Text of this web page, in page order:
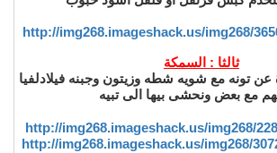
ثالثا : السمكة
عن تونه مع شويه شطه وزيتون وجبنه فيلادلفيا
مع بعض ونحشى بيها الى تبيه